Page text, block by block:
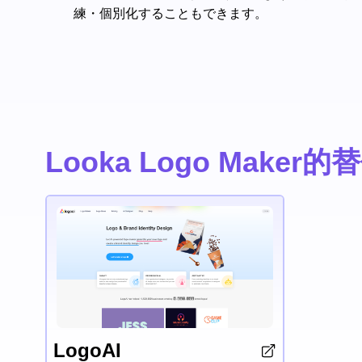
練・個別化することもできます。
Looka Logo Maker的
LogoAI